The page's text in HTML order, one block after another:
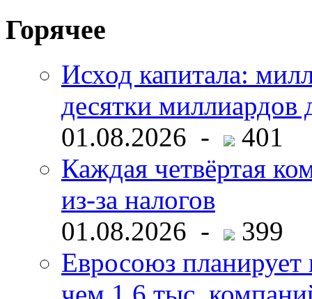
Горячее
Исход капитала:
десятки миллиардов
01.08.2026 -
401
Каждая четвёртая
из-за налогов
01.08.2026 -
399
Евросоюз планирует